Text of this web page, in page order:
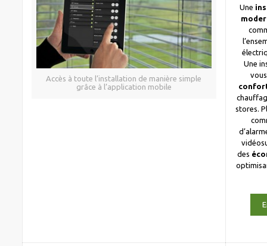
Accès à toute l’installation de manière simple
grâce à l’application mobile
Une
Une
stores.
des